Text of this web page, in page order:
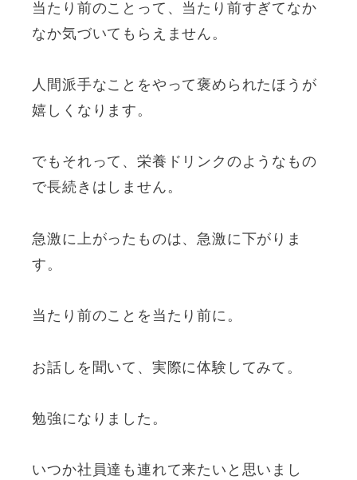
当たり前のことって、当たり前すぎてなか
なか気づいてもらえません。
人間派手なことをやって褒められたほうが
嬉しくなります。
でもそれって、栄養ドリンクのようなもの
で長続きはしません。
急激に上がったものは、急激に下がりま
す。
当たり前のことを当たり前に。
お話しを聞いて、実際に体験してみて。
勉強になりました。
いつか社員達も連れて来たいと思いまし